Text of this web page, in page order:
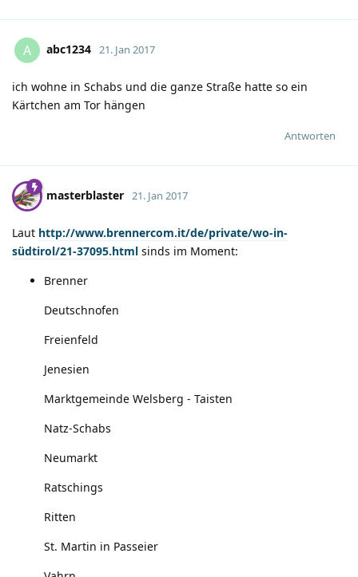
A abc1234 21. Jan 2017
ich wohne in Schabs und die ganze Straße hatte so ein
Kärtchen am Tor hängen
Antworten
masterblaster 21. Jan 2017
Laut http://www.brennercom.it/de/private/wo-in-
südtirol/21-37095.html sinds im Moment:
Brenner
Deutschnofen
Freienfeld
Jenesien
Marktgemeinde Welsberg - Taisten
Natz-Schabs
Neumarkt
Ratschings
Ritten
St. Martin in Passeier